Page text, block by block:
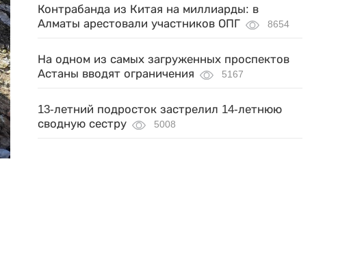
Контрабанда из Китая на миллиарды: в
Алматы арестовали участников ОПГ
8654
На одном из самых загруженных проспектов
Астаны вводят ограничения
5167
13-летний подросток застрелил 14-летнюю
сводную сестру
5008